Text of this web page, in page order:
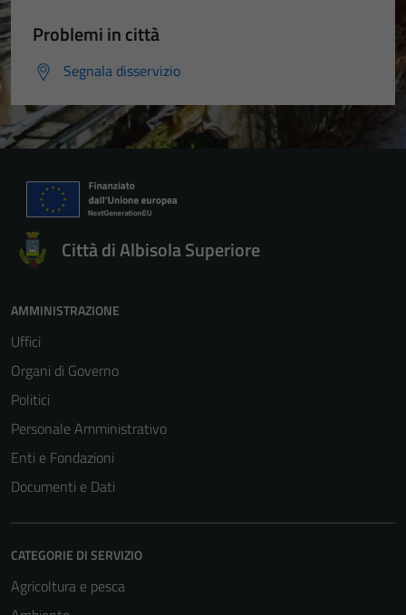
Problemi in città
Segnala disservizio
Città di Albisola Superiore
AMMINISTRAZIONE
Uffici
Organi di Governo
Politici
Personale Amministrativo
Enti e Fondazioni
Documenti e Dati
CATEGORIE DI SERVIZIO
Agricoltura e pesca